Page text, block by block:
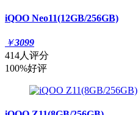
iQOO Neo11(12GB/256GB)
￥3099
414人评分
100%好评